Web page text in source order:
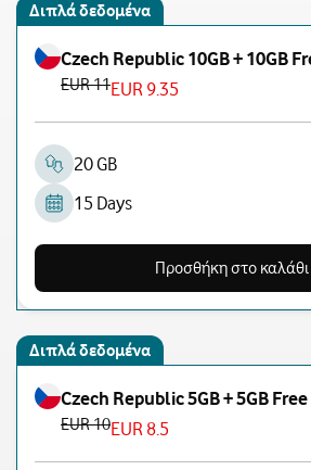
Διπλά δεδομένα
Czech Republic 10GB + 10GB
EUR 11EUR 9.35
20 GB
15 Days
Προσθήκη στο καλάθι
Διπλά δεδομένα
Czech Republic 5GB + 5GB Free
EUR 10EUR 8.5